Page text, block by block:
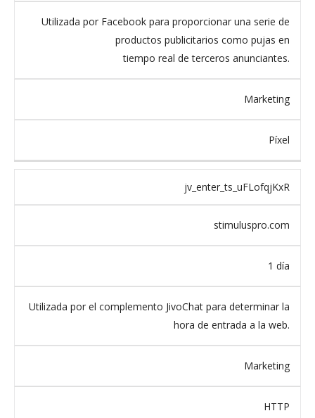
Utilizada por Facebook para proporcionar una serie de
productos publicitarios como pujas en
tiempo real de terceros anunciantes.
Marketing
Píxel
jv_enter_ts_uFLofqjKxR
stimuluspro.com
1 día
Utilizada por el complemento JivoChat para determinar la
hora de entrada a la web.
Marketing
HTTP